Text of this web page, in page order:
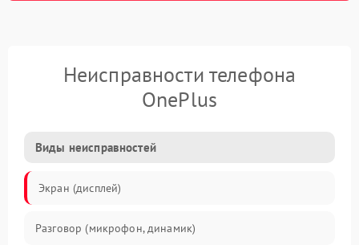
Неисправности телефона
OnePlus
Виды неисправностей
Экран (дисплей)
Разговор (микрофон, динамик)